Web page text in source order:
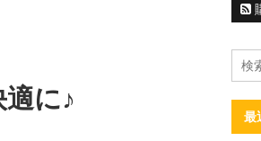
に♪
最